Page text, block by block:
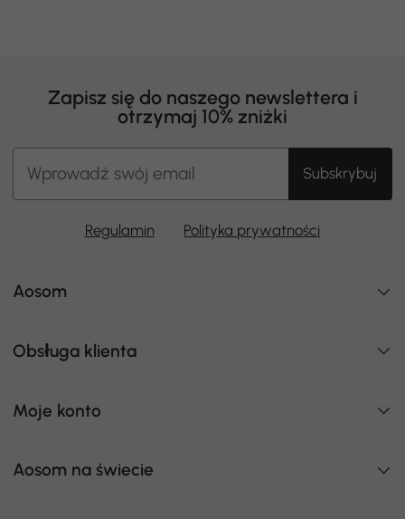
Zapisz się do naszego newslettera i
otrzymaj 10% zniżki
Subskrybuj
Regulamin Polityka prywatności
Aosom
Obsługa klienta
Moje konto
Aosom na świecie